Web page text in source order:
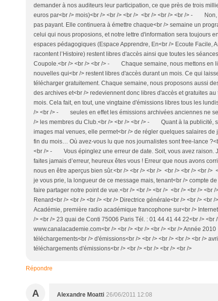
demander à nos auditeurs leur participation, ce que près de trois
euros par<br /> mois)<br /> <br /> <br /> <br /> <br /> <br /> - Non,
pas payant. Elle continuera à émettre chaque<br /> semaine un
celui qui nous proposions, et notre lettre d'information sera toujours
espaces pédagogiques (Espace Apprendre, En<br /> Ecoute Facile,
racontent l’Histoire) restent libres d'accès ainsi que toutes les
Coupole.<br /> <br /> <br /> - Chaque semaine, nous mettons en
nouvelles qui<br /> restent libres d'accès durant un mois. Ce qui
télécharger gratuitement. Chaque semaine, nous proposons aussi
des archives et<br /> redeviennent donc libres d'accès et gratuites
mois. Cela fait, en tout, une vingtaine d'émissions libres tous les
/> <br /> - seules en effet les émissions archivées anciennes ne
/> les membres du Club.<br /> <br /> <br /> - Quant à la publicité,
images mal venues, elle permet<br /> de régler quelques salaires
fin du mois… Où avez-vous lu que nos journalistes sont free-lance
<br /> - Vous épinglez une erreur de date. Soit, vous avez raison.
faites jamais d’erreur, heureux êtes vous ! Erreur que nous avons
nous en être aperçus bien sûr.<br /> <br /> <br /> <br /> <br /> <br />
je vous prie, la longueur de ce message mais, tenant<br /> compte
faire partager notre point de vue.<br /> <br /> <br /> <br /> <br /> <br
Renard<br /> <br /> <br /> <br /> Directrice générale<br /> <br /> <br /
Académie, première radio académique francophone sur<br />
/> <br /> 23 quai de Conti 75006 Paris Tél. : 01 44 41 44 22<br /> <br
www.canalacademie.com<br /> <br /> <br /> <br /> <br /> Année 2010
téléchargements<br /> d'émissions<br /> <br /> <br /> <br /> <br />
téléchargements d'émissions<br /> <br /> <br /> <br /> <br />
Répondre
A Alexandre Moatti 26/06/2011 12:08